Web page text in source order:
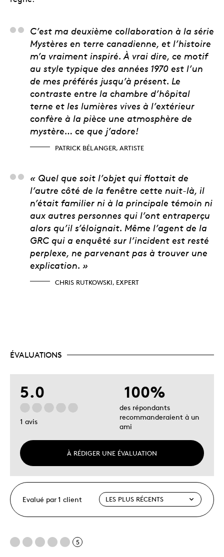
Patrick Bélanger,
C’est ma deuxième collaboration à la série
Mystères en terre canadienne, et l’histoire
m’a vraiment inspiré. À vrai dire, ce motif
au style typique des années 1970 est l’un
de mes préférés jusqu’à présent. Le
contraste entre la chambre d’hôpital
terne et les lumières vives à l’extérieur
confère à la pièce une atmosphère de
mystère… ce que j’adore!
PATRICK BÉLANGER, ARTISTE
Chris Rutkowski,
« Quel que soit l’objet qui flottait de
l’autre côté de la fenêtre cette nuit-là, il
n’était familier ni à la principale témoin ni
aux autres personnes qui l’ont entraperçu
alors qu’il s’éloignait. Même l’agent de la
GRC qui a enquêté sur l’incident est resté
perplexe, ne parvenant pas à trouver une
explication. »
CHRIS RUTKOWSKI, EXPERT
ÉVALUATIONS
5.0
1 avis
À RÉDIGER UNE ÉVALUATION
100%
des répondants
recommanderaient à un
ami
Evalué par 1 client
5